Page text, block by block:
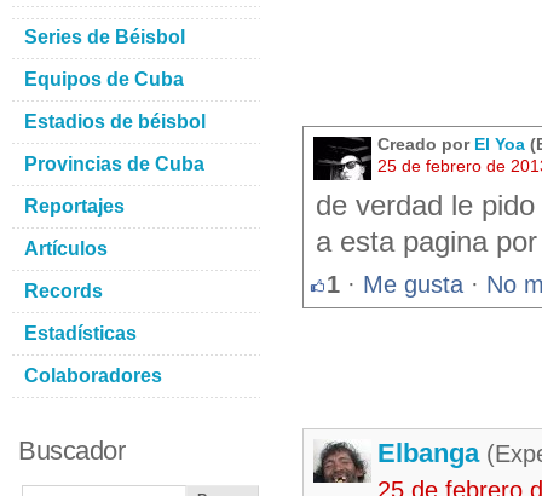
Creado por El Yoa
25 de febrero de
de verdad le
a esta pagina
1 · Me gusta · No
Elbanga
25 de febrero
Series de Béisbol
Equipos de Cuba
Estadios de béisbol
Provincias de Cuba
Reportajes
Artículos
Records
Estadísticas
Colaboradores
Buscador